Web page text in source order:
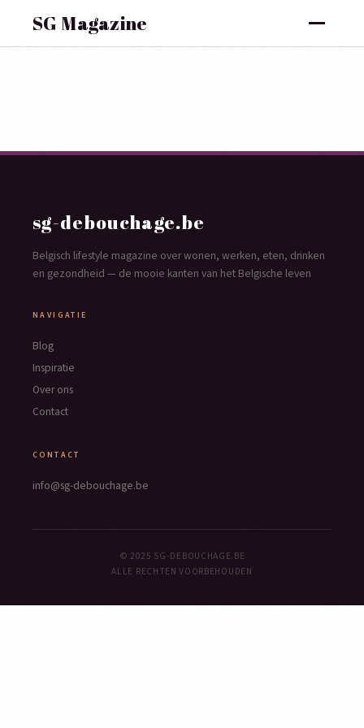
SG Magazine
sg-debouchage.be
Belgisch lifestyle magazine over wonen, werken, eten, drinken
en gezondheid — de mooie kanten van het Belgische leven
NAVIGATIE
Blog
Inspiratie
Over ons
Contact
CONTACT
info@sg-debouchage.be
© 2025 SG-DEBOUCHAGE.BE
ALLE RECHTEN VOORBEHOUDEN